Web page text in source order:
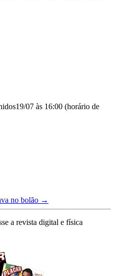
19/07 às 16:00 (horário de
no bolão →
a revista digital e física